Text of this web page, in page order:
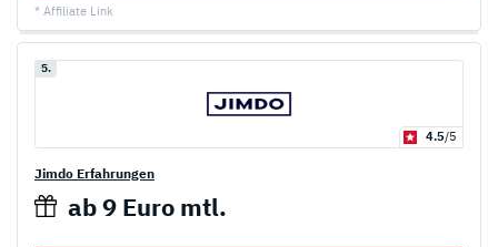
* Affiliate Link
5.
4.5/5
Jimdo Erfahrungen
ab 9 Euro mtl.